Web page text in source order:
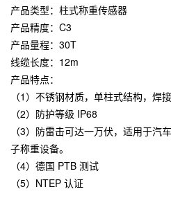
产品类型：柱式称重传感器
产品精度：C3
产品量程：30T
线缆长度：12m
产品特点：
（1）不锈钢材质，单柱式结构，焊
（2）防护等级 IP68
（3）防雷击可达一万伏，适用于汽
子称重设备。
（4）德国 PTB 测试
（5）NTEP 认证